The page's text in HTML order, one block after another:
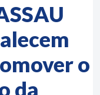
o
da